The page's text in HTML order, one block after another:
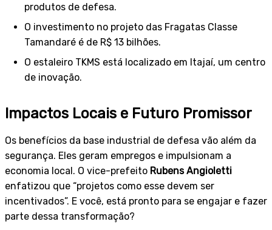
produtos de defesa.
O investimento no projeto das Fragatas Classe
Tamandaré é de R$ 13 bilhões.
O estaleiro TKMS está localizado em Itajaí, um centro
de inovação.
Impactos Locais e Futuro Promissor
Os benefícios da base industrial de defesa vão além da
segurança. Eles geram empregos e impulsionam a
economia local. O vice-prefeito Rubens Angioletti
enfatizou que “projetos como esse devem ser
incentivados”. E você, está pronto para se engajar e fazer
parte dessa transformação?